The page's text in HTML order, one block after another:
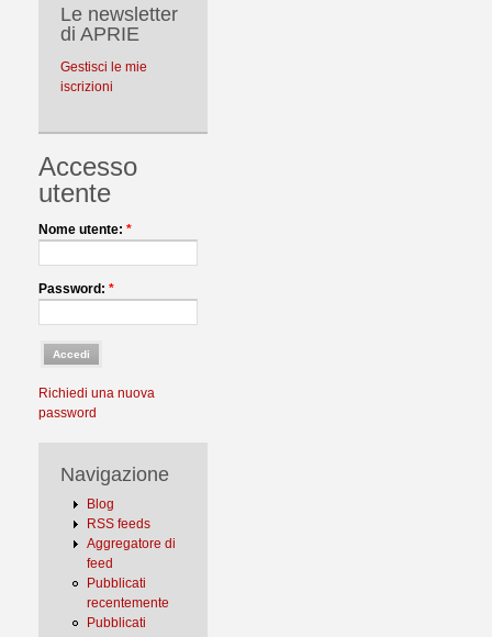
Le newsletter
di APRIE
Gestisci le mie
iscrizioni
Accesso
utente
Nome utente: *
Password: *
Richiedi una nuova
password
Navigazione
Blog
RSS feeds
Aggregatore di
feed
Pubblicati
recentemente
Pubblicati